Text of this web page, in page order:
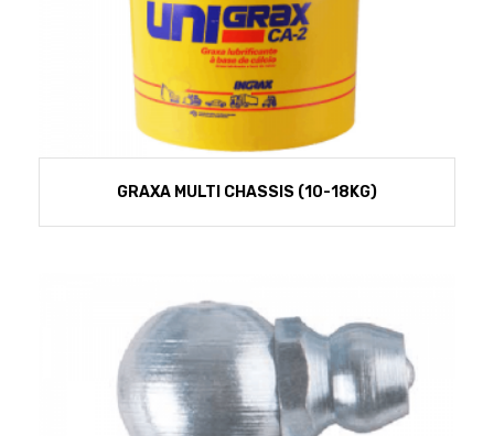
GRAXA MULTI CHASSIS (10-18KG)